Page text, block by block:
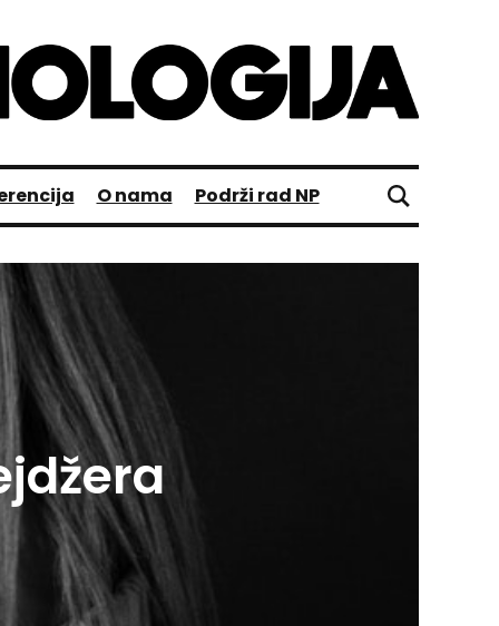
O nama Podrži rad NP